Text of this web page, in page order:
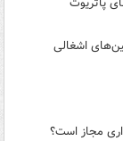
اشغالی
مجاز است؟